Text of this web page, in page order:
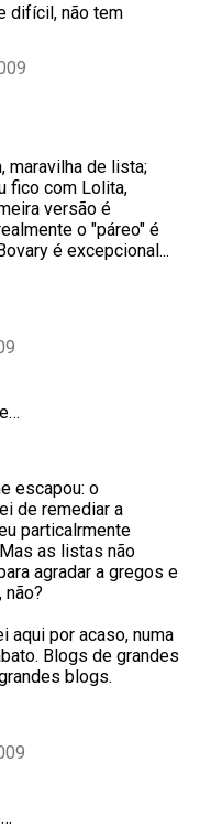
difícil, não tem
maravilha de lista;
fico com Lolita,
versão é
o "páreo" é
é excepcional...
escapou: o
de remediar a
particalrmente
as listas não
agradar a gregos e
aqui por acaso, numa
Blogs de grandes
blogs.